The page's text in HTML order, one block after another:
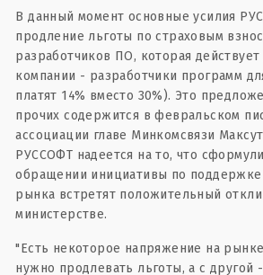
В данный момент основные усилия
продление льготы по страховым
разработчиков ПО, которая
компании - разработчики программ
платят 14% вместо 30%). Это
прочих содержится в февральском
ассоциации главе Минкомсвязи
РУССОФТ надеется на то, что
обращении инициативы по поддержке
рынка встретят положительный
министерстве.
"Есть некоторое напряжение на
нужно продлевать льготы, а с другой